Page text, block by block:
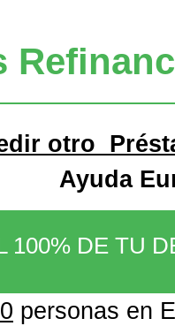
otro
Ayuda
100% DE TU
personas en